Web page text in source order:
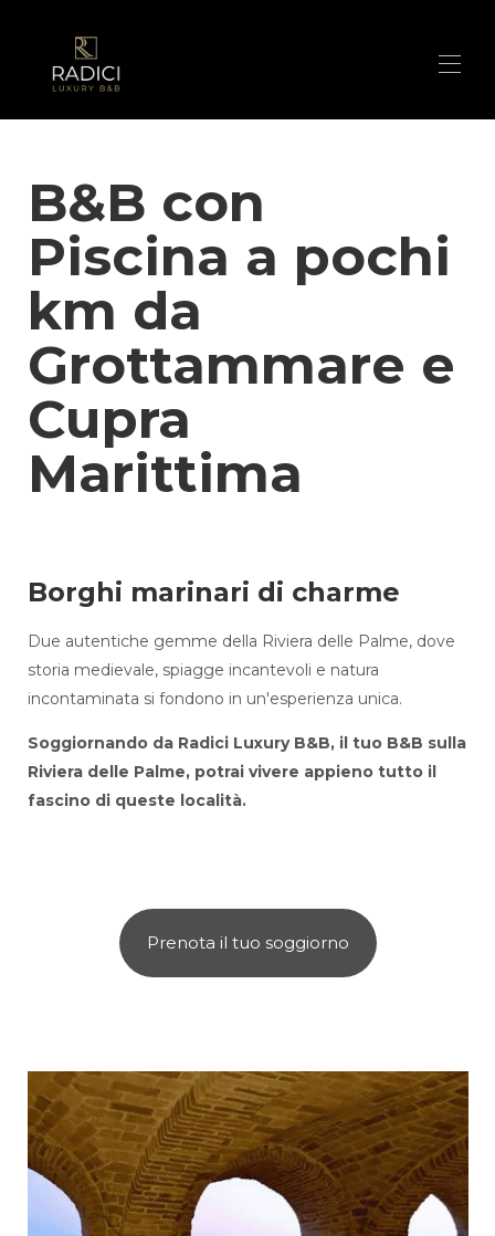
Suites
I nostri contatti
Scatti fotografici
▾
I segreti del nostro Bosco
PROMO
B&B con
Piscina a pochi
km da
Grottammare e
Cupra
Marittima
Borghi marinari di charme
Due autentiche gemme della Riviera delle Palme, dove
storia medievale, spiagge incantevoli e natura
incontaminata si fondono in un'esperienza unica.
Soggiornando da Radici Luxury B&B, il tuo B&B sulla
Riviera delle Palme, potrai vivere appieno tutto il
fascino di queste località.
Prenota il tuo soggiorno